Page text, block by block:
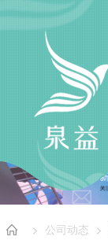
公司动态